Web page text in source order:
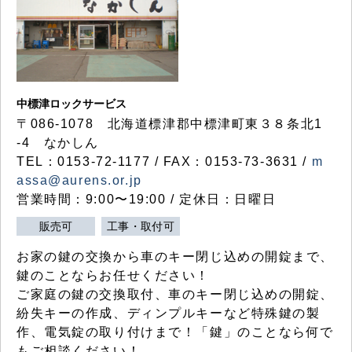
中標津ロックサービス
〒086-1078 北海道標津郡中標津町東３８条北1
-4 なかしん
TEL：0153-72-1177 / FAX：0153-73-3631 / m
assa@aurens.or.jp
営業時間：9:00〜19:00 / 定休日：日曜日
販売可 工事・取付可
お家の鍵の交換から車のキー閉じ込めの開錠まで、
鍵のことならお任せください！
ご家庭の鍵の交換取付、車のキー閉じ込めの開錠、
紛失キーの作成、ディンプルキーなど特殊鍵の製
作、電気錠の取り付けまで！「鍵」のことなら何で